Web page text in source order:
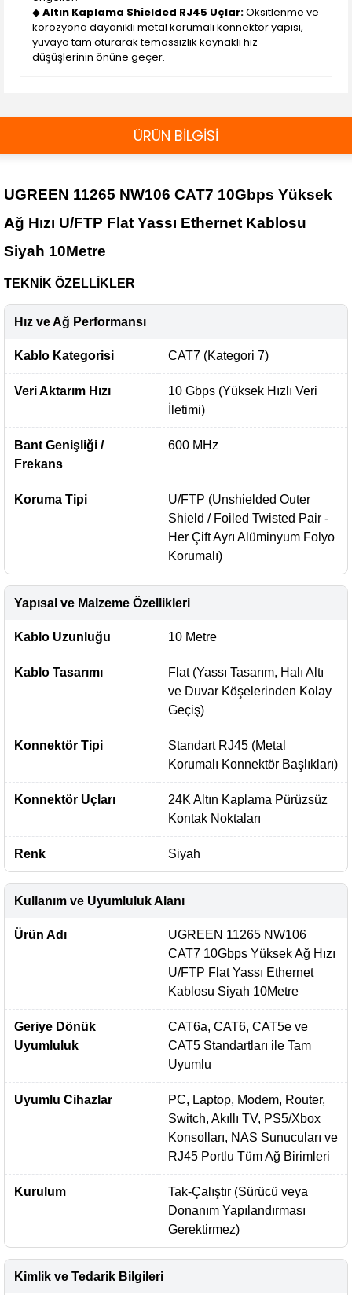
◆Altın Kaplama Shielded RJ45 Uçlar:Oksitlenme ve
korozyona dayanıklı metal korumalı konnektör yapısı,
yuvaya tam oturarak temassızlık kaynaklı hız
düşüşlerinin önüne geçer.
ÜRÜN BİLGİSİ
UGREEN 11265 NW106 CAT7 10Gbps Yüksek
Ağ Hızı U/FTP Flat Yassı Ethernet Kablosu
Siyah 10Metre
TEKNİK ÖZELLİKLER
Hız ve Ağ Performansı
Kablo Kategorisi CAT7 (Kategori 7)
Veri Aktarım Hızı
10 Gbps (Yüksek Hızlı Veri
İletimi)
Bant Genişliği /
Frekans
600 MHz
Koruma Tipi
U/FTP (Unshielded Outer
Shield / Foiled Twisted Pair -
Her Çift Ayrı Alüminyum Folyo
Korumalı)
Yapısal ve Malzeme Özellikleri
Kablo Uzunluğu 10 Metre
Kablo Tasarımı
Flat (Yassı Tasarım, Halı Altı
ve Duvar Köşelerinden Kolay
Geçiş)
Konnektör Tipi
Standart RJ45 (Metal
Korumalı Konnektör Başlıkları)
Konnektör Uçları
24K Altın Kaplama Pürüzsüz
Kontak Noktaları
Renk Siyah
Kullanım ve Uyumluluk Alanı
Ürün Adı
UGREEN 11265 NW106
CAT7 10Gbps Yüksek Ağ Hızı
U/FTP Flat Yassı Ethernet
Kablosu Siyah 10Metre
Geriye Dönük
Uyumluluk
CAT6a, CAT6, CAT5e ve
CAT5 Standartları ile Tam
Uyumlu
Uyumlu Cihazlar
PC, Laptop, Modem, Router,
Switch, Akıllı TV, PS5/Xbox
Konsolları, NAS Sunucuları ve
RJ45 Portlu Tüm Ağ Birimleri
Kurulum
Tak-Çalıştır (Sürücü veya
Donanım Yapılandırması
Gerektirmez)
Kimlik ve Tedarik Bilgileri